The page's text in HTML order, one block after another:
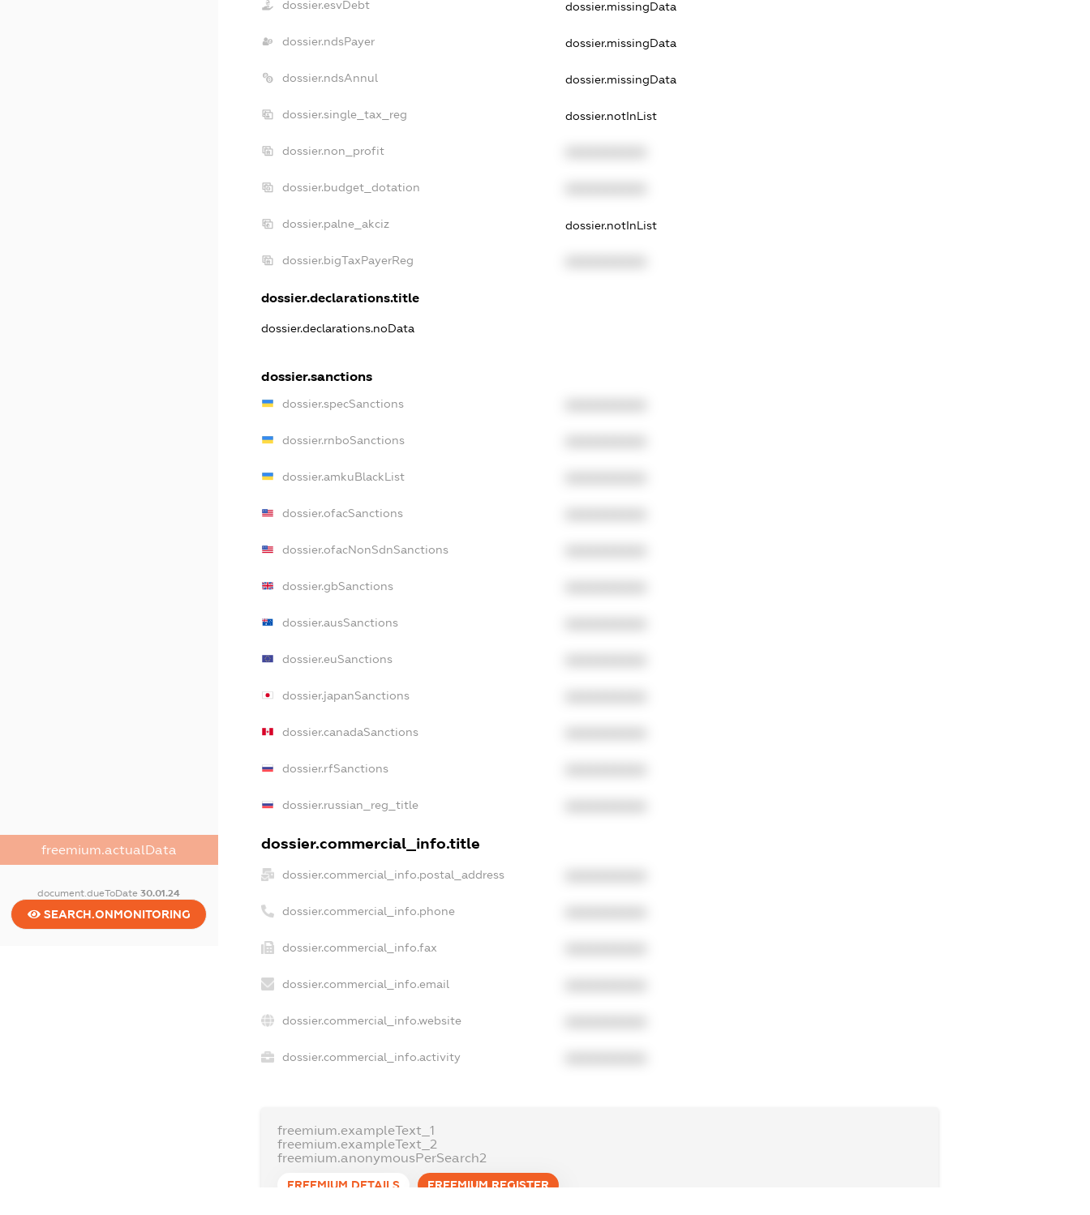
freemium.actualData
document.dueToDate30.01.24
SEARCH.ONMONITORING
dossier.esvDebt dossier.missingData
dossier.ndsPayer dossier.missingData
dossier.ndsAnnul dossier.missingData
dossier.single_tax_reg dossier.notInList
dossier.non_profit
dossier.budget_dotation
dossier.palne_akciz dossier.notInList
dossier.bigTaxPayerReg
dossier.declarations.title
dossier.declarations.noData
dossier.sanctions
dossier.specSanctions
dossier.rnboSanctions
dossier.amkuBlackList
dossier.ofacSanctions
dossier.ofacNonSdnSanctions
dossier.gbSanctions
dossier.ausSanctions
dossier.euSanctions
dossier.japanSanctions
dossier.canadaSanctions
dossier.rfSanctions
dossier.russian_reg_title
dossier.commercial_info.title
dossier.commercial_info.postal_address
dossier.commercial_info.phone
dossier.commercial_info.fax
dossier.commercial_info.email
dossier.commercial_info.website
dossier.commercial_info.activity
freemium.exampleText_1
freemium.exampleText_2
freemium.anonymousPerSearch2
FREEMIUM.DETAILS FREEMIUM.REGISTER